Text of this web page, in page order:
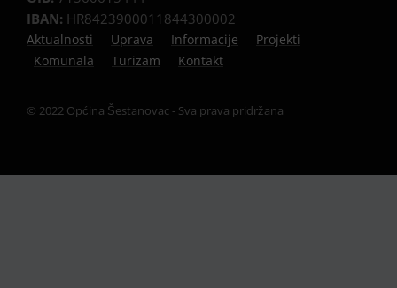
IBAN: HR8423900011844300002
Aktualnosti Uprava Informacije
Projekti
Komunala
Turizam Kontakt
© 2022 Općina Šestanovac - Sva prava pridržana